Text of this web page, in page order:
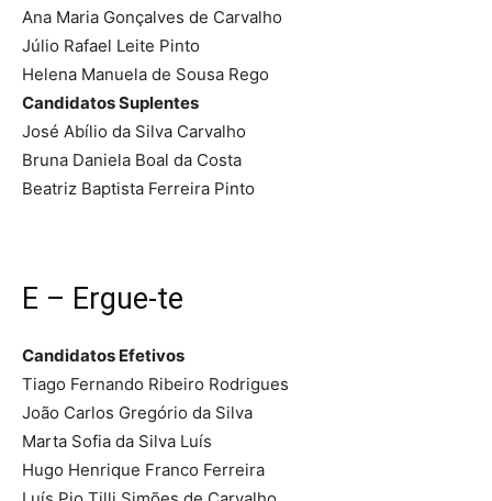
Ana Maria Gonçalves de Carvalho
Júlio Rafael Leite Pinto
Helena Manuela de Sousa Rego
Candidatos Suplentes
José Abílio da Silva Carvalho
Bruna Daniela Boal da Costa
Beatriz Baptista Ferreira Pinto
E – Ergue-te
Candidatos Efetivos
Tiago Fernando Ribeiro Rodrigues
João Carlos Gregório da Silva
Marta Sofia da Silva Luís
Hugo Henrique Franco Ferreira